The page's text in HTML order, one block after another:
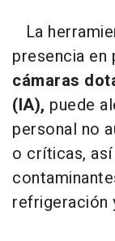
La
presencia en
cámaras
(IA), puede
personal no
o críticas,
refrigeración